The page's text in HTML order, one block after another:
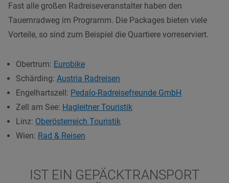
Fast alle großen Radreiseveranstalter haben den
Tauernradweg im Programm. Die Packages bieten viele
Vorteile, so sind zum Beispiel die Quartiere vorreserviert.
Obertrum: Eurobike
Schärding: Austria Radreisen
Engelhartszell: Pedalo-Radreisefreunde GmbH
Zell am See: Hagleitner Touristik
Linz: Oberösterreich Touristik
Wien: Rad & Reisen
IST EIN GEPÄCKTRANSPORT